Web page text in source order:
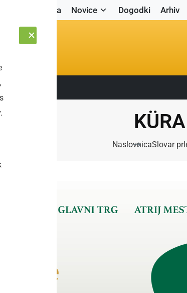
Naslovnica Novice Dogodki Arhiv
NaslovnicaSlovar